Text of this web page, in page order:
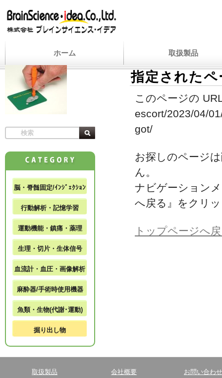
ホーム 取扱製品
指定された
このページの
escort/2023/04/
got/
お探しのページ
ん。
ナビゲーション
へ戻る』をクリ
トップページへ
脳・脊髄固定/ｲﾝｼﾞｪｸｼｮﾝ
行動解析・記憶学習
運動機能・鎮痛・薬理
生理・切片・生体信号
血流計・血圧・画像解析
麻酔器/手術時使用機器
魚類・生物(代謝･運動)
掘り出し物
取扱製品 会社概要 お問い合わせ